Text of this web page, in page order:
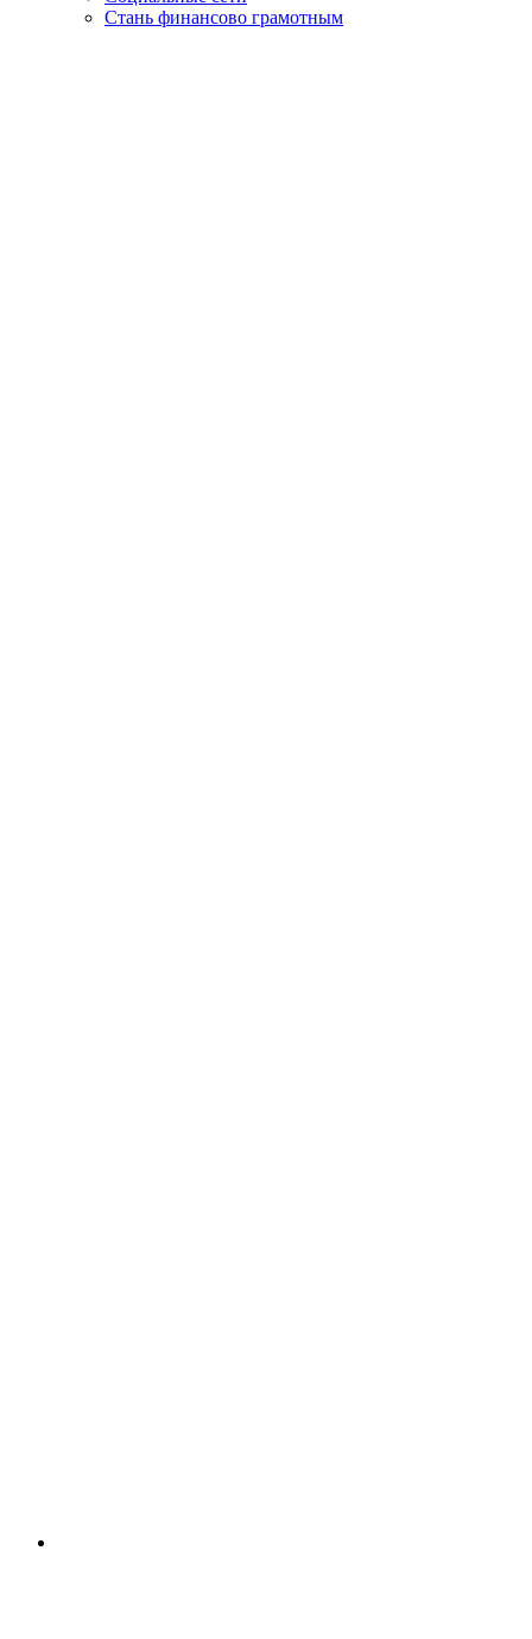
Стань финансово грамотным